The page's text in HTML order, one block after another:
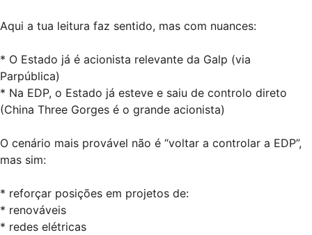
Aqui a tua leitura faz sentido, mas com nuances:
* O Estado já é acionista relevante da Galp (via
Parpública)
* Na EDP, o Estado já esteve e saiu de controlo direto
(China Three Gorges é o grande acionista)
O cenário mais provável não é “voltar a controlar a EDP”,
mas sim:
* reforçar posições em projetos de:
* renováveis
* redes elétricas